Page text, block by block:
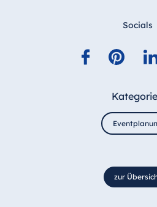
Socials
zur